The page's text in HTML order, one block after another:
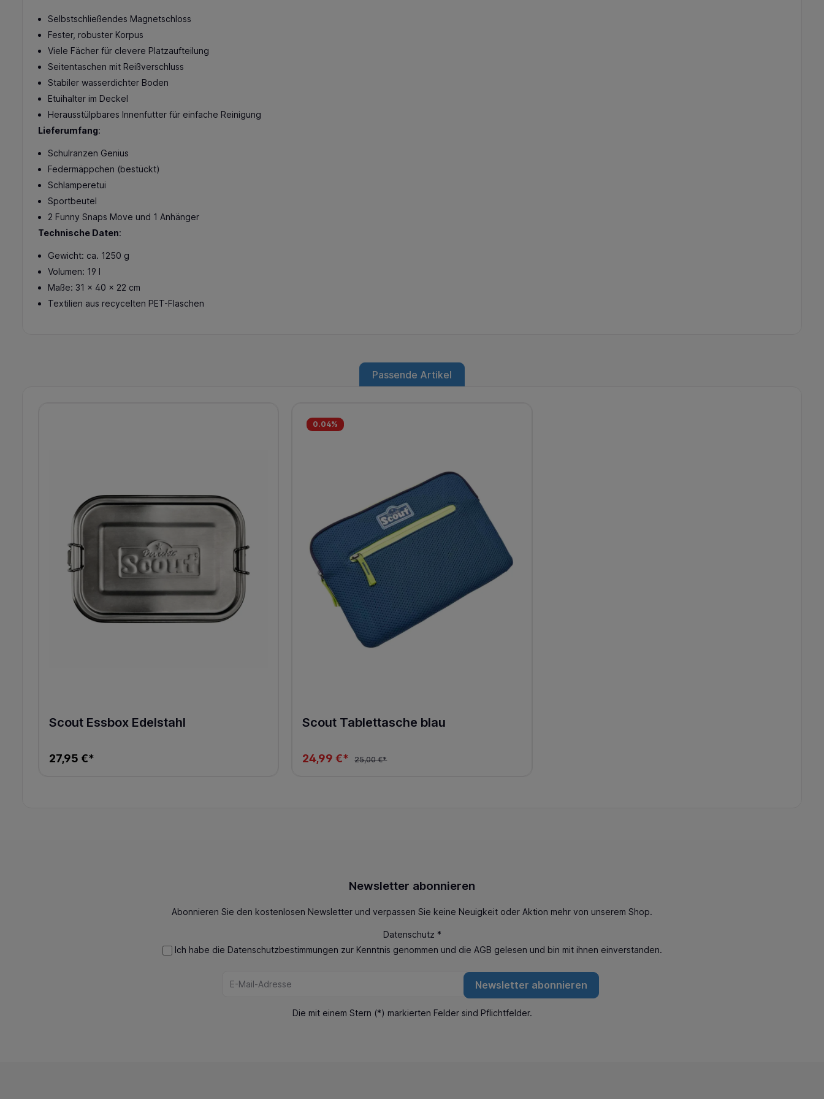
Selbstschließendes Magnetschloss
Fester, robuster Korpus
Viele Fächer für clevere Platzaufteilung
Seitentaschen mit Reißverschluss
Stabiler wasserdichter Boden
Etuihalter im Deckel
Herausstülpbares Innenfutter für einfache Reinigung
Lieferumfang:
Schulranzen Genius
Federmäppchen (bestückt)
Schlamperetui
Sportbeutel
2 Funny Snaps Move und 1 Anhänger
Technische Daten:
Gewicht: ca. 1250 g
Volumen: 19 l
Maße: 31 x 40 x 22 cm
Textilien aus recycelten PET-Flaschen
Passende Artikel
Scout Essbox Edelstahl
27,95 €*
0.04%
Scout Tablettasche blau
24,99 €* 25,00 €*
Newsletter abonnieren
Abonnieren Sie den kostenlosen Newsletter und verpassen Sie keine Neuigkeit oder Aktion mehr von unserem Shop.
Datenschutz *
Ich habe die Datenschutzbestimmungen zur Kenntnis genommen und die AGB gelesen und bin mit ihnen einverstanden.
Newsletter abonnieren
Die mit einem Stern (*) markierten Felder sind Pflichtfelder.